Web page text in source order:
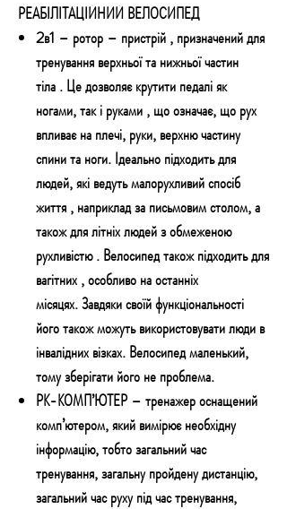
РЕАБІЛІТАЦІЙНИЙ ВЕЛОСИПЕД
2в1 – ротор – пристрій, призначений для
тренування верхньої та нижньої частин
тіла. Це дозволяє крутитипедалі як
ногами, так і руками, що означає, щорух
впливає на плечі, руки, верхню частину
спини та ноги.Ідеально підходитьдля
людей, які ведуть малорухливий спосіб
життя, наприклад за письмовим столом, а
такождля літніх людей з обмеженою
рухливістю. Велосипед також підходитьдля
вагітних, особливо на останніх
місяцях. Завдяки своїй функціональності
його також можуть використовувати люди в
інвалідних візках. Велосипед маленький,
тому зберігати його не проблема.
РК-КОМП’ЮТЕР– тренажероснащений
комп’ютером, який вимірює необхідну
інформацію, тобто загальний час
тренування, загальну пройдену дистанцію,
загальний час руху під час тренування,